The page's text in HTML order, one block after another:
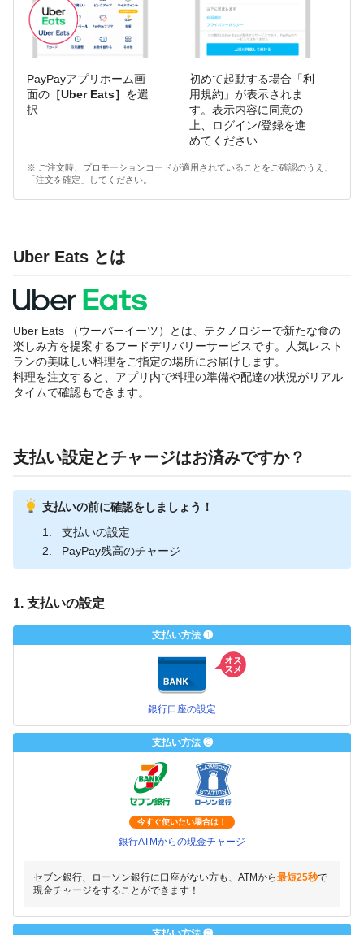
PayPayアプリホーム画
面の ［Uber Eats］ を選
択
初めて起動する場合「利
用規約」が表示されま
す。表示内容に同意の
上、ログイン/登録を進
めてください
※ ご注文時、プロモーションコードが適用されていることをご確認のうえ、
「注文を確定」してください。
Uber Eats とは
Uber Eats （ウーバーイーツ）とは、テクノロジーで新たな食の
楽しみ方を提案するフードデリバリーサービスです。人気レスト
ランの美味しい料理をご指定の場所にお届けします。
料理を注文すると、アプリ内で料理の準備や配達の状況がリアル
タイムで確認もできます。
支払い設定とチャージはお済みですか？
支払いの前に確認をしましょう！
支払いの設定
PayPay残高のチャージ
1. 支払いの設定
支払い方法 ❶
銀行口座の設定
支払い方法 ❷
今すぐ使いたい場合は！
銀行ATMからの現金チャージ
セブン銀行、ローソン銀行に口座がない方も、ATMから最短25秒で
現金チャージをすることができます！